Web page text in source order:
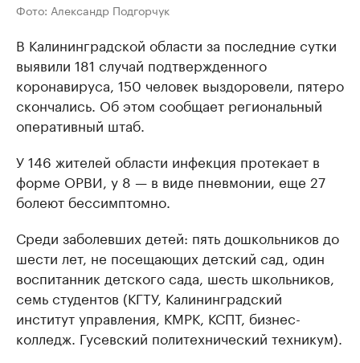
Фото: Александр Подгорчук
В Калининградской области за последние сутки
выявили 181 случай подтвержденного
коронавируса, 150 человек выздоровели, пятеро
скончались. Об этом сообщает региональный
оперативный штаб.
У 146 жителей области инфекция протекает в
форме ОРВИ, у 8 — в виде пневмонии, еще 27
болеют бессимптомно.
Среди заболевших детей: пять дошкольников до
шести лет, не посещающих детский сад, один
воспитанник детского сада, шесть школьников,
семь студентов (КГТУ, Калининградский
институт управления, КМРК, КСПТ, бизнес-
колледж. Гусевский политехнический техникум).